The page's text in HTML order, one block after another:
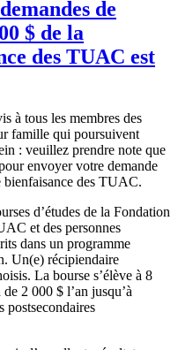
de
$ de la
des TUAC est
à tous les membres des
famille qui poursuivent
: veuillez prendre note que
envoyer votre demande
bienfaisance des TUAC.
d’études de la Fondation
et des personnes
dans un programme
Un(e) récipiendaire
La bourse s’élève à 8
2 000 $ l’an jusqu’à
postsecondaires